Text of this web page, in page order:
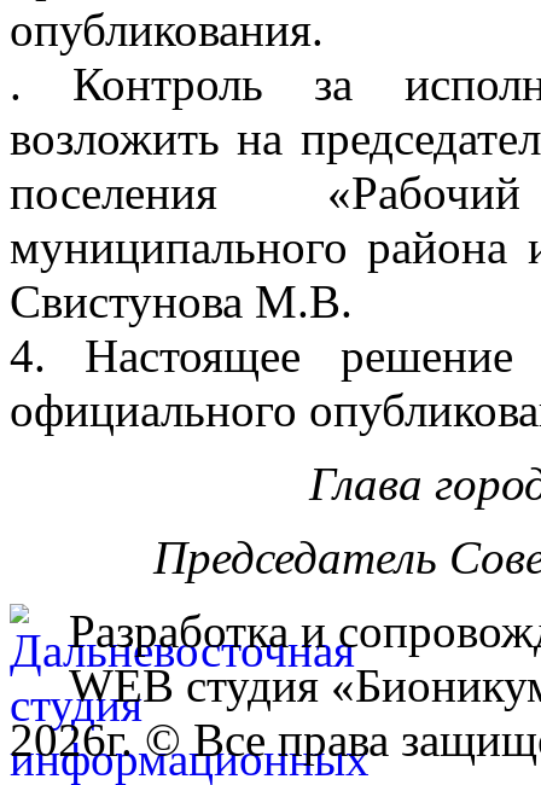
опубликования.
. Контроль за
возложить на
поселения
муниципального района
Свистунова М.В.
4. Настоящее
официального
Глава
Председатель
Разработка и
WEB студия
2026г. © Все права